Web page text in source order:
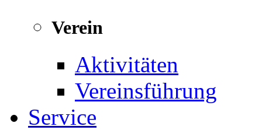
Verein
Aktivitäten
Vereinsführung
Service